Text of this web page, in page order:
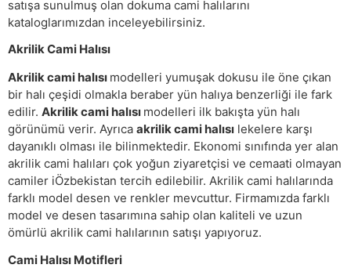
satışa sunulmuş olan dokuma cami halılarını
kataloglarımızdan inceleyebilirsiniz.
Akrilik Cami Halısı
Akrilik cami halısı modelleri yumuşak dokusu ile öne çıkan
bir halı çeşidi olmakla beraber yün halıya benzerliği ile fark
edilir. Akrilik cami halısı modelleri ilk bakışta yün halı
görünümü verir. Ayrıca akrilik cami halısı lekelere karşı
dayanıklı olması ile bilinmektedir. Ekonomi sınıfında yer alan
akrilik cami halıları çok yoğun ziyaretçisi ve cemaati olmayan
camiler iÖzbekistan tercih edilebilir. Akrilik cami halılarında
farklı model desen ve renkler mevcuttur. Firmamızda farklı
model ve desen tasarımına sahip olan kaliteli ve uzun
ömürlü akrilik cami halılarının satışı yapıyoruz.
Cami Halısı Motifleri